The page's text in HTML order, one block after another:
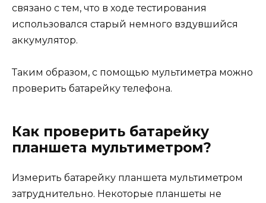
связано с тем, что в ходе тестирования
использовался старый немного вздувшийся
аккумулятор.
Таким образом, с помощью мультиметра можно
проверить батарейку телефона.
Как проверить батарейку
планшета мультиметром?
Измерить батарейку планшета мультиметром
затруднительно. Некоторые планшеты не